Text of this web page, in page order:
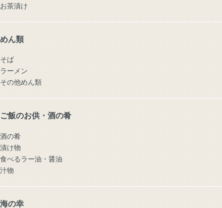
お茶漬け
めん類
そば
ラーメン
その他めん類
ご飯のお供・酒の肴
酒の肴
漬け物
食べるラー油・醤油
汁物
海の幸